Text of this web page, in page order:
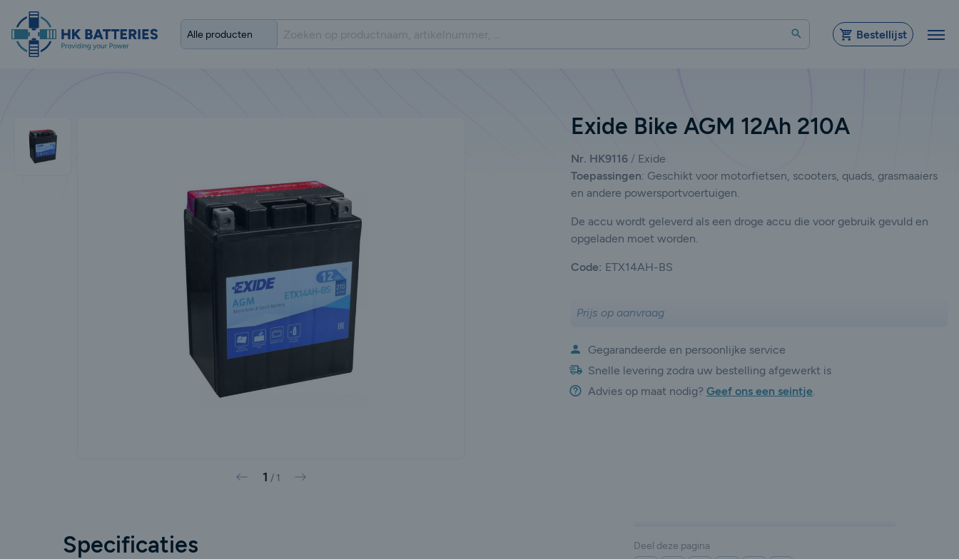
Zoeken Bestellijst
Exide Bike AGM 12Ah 210A
Nr. HK9116
Exide
Toepassingen: Geschikt voor motorfietsen, scooters, quads, grasmaaiers
en andere powersportvoertuigen.
De accu wordt geleverd als een droge accu die voor gebruik gevuld en
opgeladen moet worden.
Code: ETX14AH-BS
Prijs op aanvraag
Gegarandeerde en persoonlijke service
Snelle levering zodra uw bestelling afgewerkt is
Advies op maat nodig? Geef ons een seintje.
Vorige
1 / 1 Volgende
Specificaties
Deel deze pagina